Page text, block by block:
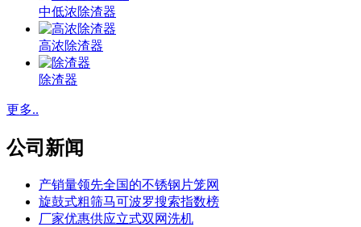
中低浓除渣器
高浓除渣器
除渣器
更多..
公司新闻
产销量领先全国的不锈钢片笼网
旋鼓式粗筛马可波罗搜索指数榜
厂家优惠供应立式双网洗机